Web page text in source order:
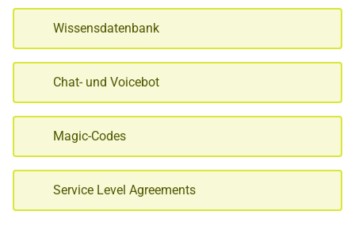
Wissensdatenbank
Chat- und Voicebot
Magic-Codes
Service Level Agreements